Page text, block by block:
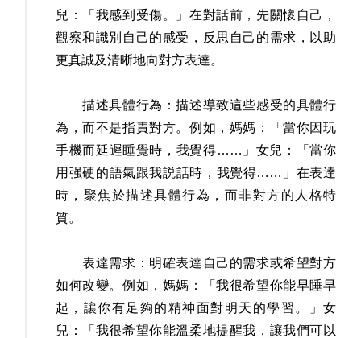
兒：「我感到受傷。」在對話前，先關懷自己，
觀察和識別自己的感受，反思自己的需求，以助
更真誠及清晰地向對方表達。
描述具體行為：描述導致這些感受的具體行
為，而不是指責對方。例如，媽媽：「當你因玩
手機而延遲睡覺時，我覺得……」女兒：「當你
用强硬的語氣跟我説話時，我覺得……」在表達
時，聚焦於描述具體行為，而非對方的人格特
質。
表達需求：明確表達自己的需求或希望對方
如何改變。例如，媽媽：「我很希望你能早睡早
起，讓你有足夠的精神面對明天的學習。」女
兒：「我很希望你能溫柔地提醒我，讓我們可以